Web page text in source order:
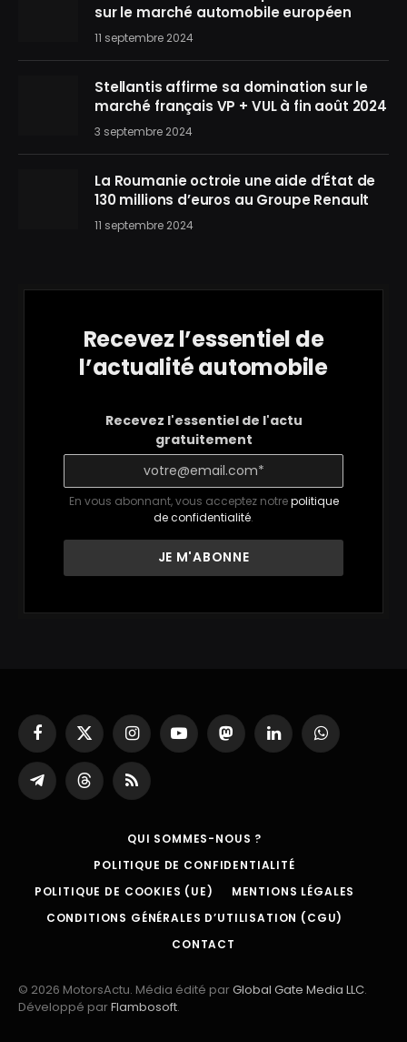
sur le marché automobile européen
11 septembre 2024
Stellantis affirme sa domination sur le
marché français VP + VUL à fin août 2024
3 septembre 2024
La Roumanie octroie une aide d’État de
130 millions d’euros au Groupe Renault
11 septembre 2024
Recevez l’essentiel de
l’actualité automobile
Recevez l'essentiel de l'actu
gratuitement
En vous abonnant, vous acceptez notrepolitique
de confidentialité.
Facebook
X
(Twitter)
InstagramYouTubeMastodonLinkedInWhatsApp
Partager
sur
ThreadsRSS
QUI SOMMES-NOUS ?
POLITIQUE DE CONFIDENTIALITÉ
POLITIQUE DE COOKIES (UE)
MENTIONS LÉGALES
CONDITIONS GÉNÉRALES D’UTILISATION (CGU)
CONTACT
© 2026 MotorsActu. Média édité parGlobal Gate Media LLC.
Développé parFlambosoft.